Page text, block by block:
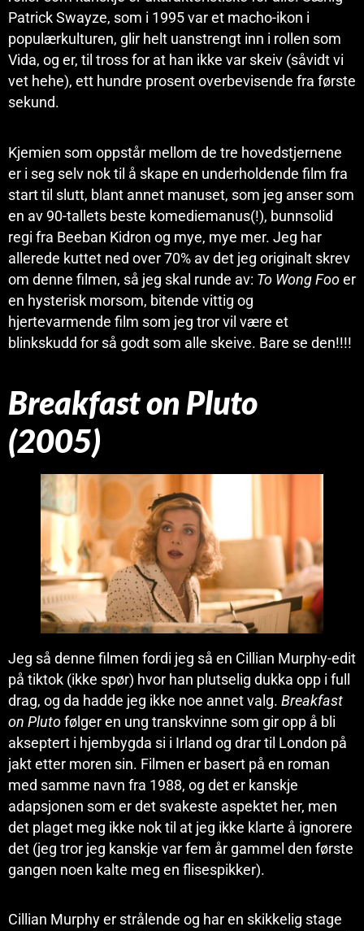
Patrick Swayze, som i 1995 var et macho-ikon i
populærkulturen, glir helt uanstrengt inn i rollen som
Vida, og er, til tross for at han ikke var skeiv (såvidt vi
vet hehe), ett hundre prosent overbevisende fra første
sekund.
Kjemien som oppstår mellom de tre hovedstjernene
er i seg selv nok til å skape en underholdende film fra
start til slutt, blant annet manuset, som jeg anser som
en av 90-tallets beste komediemanus(!), bunnsolid
regi fra Beeban Kidron og mye, mye mer. Jeg har
allerede kuttet ned over 70% av det jeg originalt skrev
om denne filmen, så jeg skal runde av: To Wong Fooer
en hysterisk morsom, bitende vittig og
hjertevarmende film som jeg tror vil være et
blinkskudd for så godt som alle skeive. Bare se den!!!!
Breakfast on Pluto
(2005)
Jeg så denne filmen fordi jeg så en Cillian Murphy-edit
på tiktok (ikke spør) hvor han plutselig dukka opp i full
drag, og da hadde jeg ikke noe annet valg. Breakfast
on Plutofølger en ung transkvinne som gir opp å bli
akseptert i hjembygda si i Irland og drar til London på
jakt etter moren sin. Filmen er basert på en roman
med samme navn fra 1988, og det er kanskje
adapsjonen som er det svakeste aspektet her, men
det plaget meg ikke nok til at jeg ikke klarte å ignorere
det (jeg tror jeg kanskje var fem år gammel den første
gangen noen kalte meg en flisespikker).
Cillian Murphy er strålende og har en skikkelig stage